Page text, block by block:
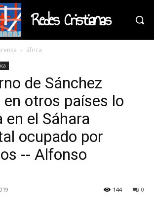
Redes Cristianas
áfrica
de Sánchez
en otros países lo
en el Sáhara
ocupado por
-- Alfonso
0
144